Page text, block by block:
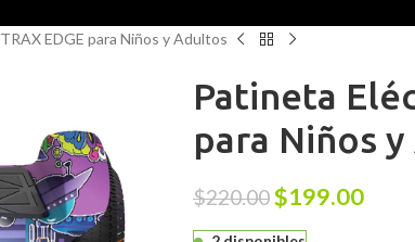
EDGE para Niños y Adultos
Patineta
para Niños
$220.00$199.00